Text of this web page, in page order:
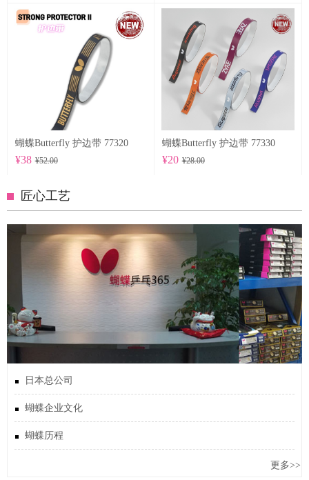
蝴蝶Butterfly 护边带 77320
¥38 ¥52.00
蝴蝶Butterfly 护边带 77330
¥20 ¥28.00
匠心工艺
日本总公司
蝴蝶企业文化
蝴蝶历程
更多>>